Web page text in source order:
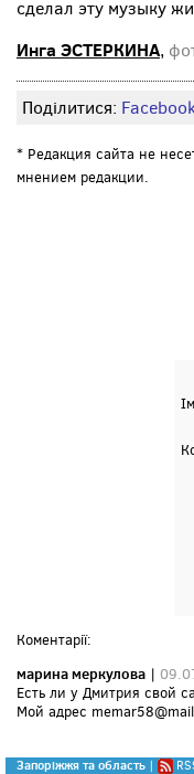
сделал эту музыку
Инга ЭСТЕРКИНА,
Поділитися:
* Редакция сайта не
мнением редакции.
Коментарії:
марина меркулова |
Есть ли у Дмитрия свой
Мой адрес
Запоріжжя та область |